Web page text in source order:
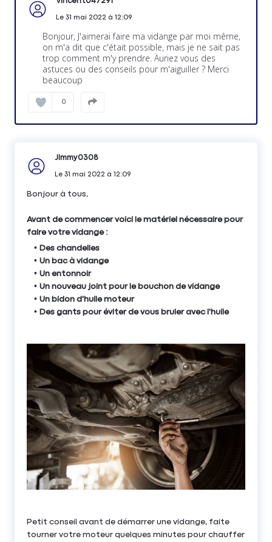
Le 31 mai 2022à 12:09
Bonjour, J'aimerai faire ma vidange par moi même,
on m'a dit que c'était possible, mais je ne sait pas
trop comment m'y prendre. Auriez vous des
astuces ou des conseils pour m'aiguiller ? Merci
beaucoup
0
Jimmy0308
Le 31 mai 2022à 12:09
Bonjour à tous,
Avant de commencer voici le matériel nécessaire pour
faire votre vidange :
Des chandelles
Un bac à vidange
Un entonnoir
Un nouveau joint pour le bouchon de vidange
Un bidon d'huile moteur
Des gants pour éviter de vous bruler avec l'huile
Petit conseil avant de démarrer une vidange, faite
tourner votre moteur quelques minutes pour chauffer